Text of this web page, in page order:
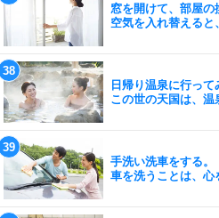
窓を開けて、部屋の
空気を入れ替えると
日帰り温泉に行って
この世の天国は、温
手洗い洗車をする。
車を洗うことは、心